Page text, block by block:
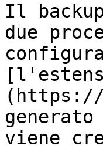
Il
due
(https://
viene